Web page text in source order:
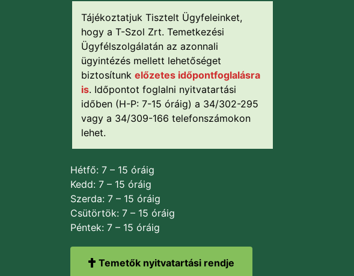
Tájékoztatjuk Tisztelt Ügyfeleinket,
hogy a T-Szol Zrt. Temetkezési
Ügyfélszolgálatán az azonnali
ügyintézés mellett lehetőséget
biztosítunk előzetes időpontfoglalásra
is. Időpontot foglalni nyitvatartási
időben (H-P: 7-15 óráig) a 34/302-295
vagy a 34/309-166 telefonszámokon
lehet.
Hétfő: 7 – 15 óráig
Kedd: 7 – 15 óráig
Szerda: 7 – 15 óráig
Csütörtök: 7 – 15 óráig
Péntek: 7 – 15 óráig
Temetők nyitvatartási rendje